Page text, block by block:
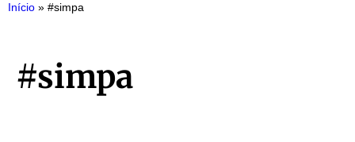
Início » #simpa
#simpa